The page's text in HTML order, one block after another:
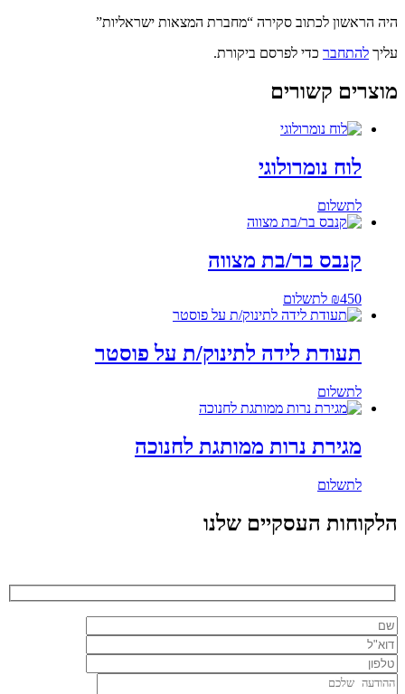
היה הראשון לכתוב סקירה “מחברת המצאות ישראליות”
עליך להתחבר כדי לפרסם ביקורת.
מוצרים קשורים
לוח נומרולוגי
לתשלום
קנבס בר/בת מצווה
₪450 לתשלום
תעודת לידה לתינוק/ת על פוסטר
לתשלום
מגירת נרות ממותגת לחנוכה
לתשלום
הלקוחות העסקיים שלנו